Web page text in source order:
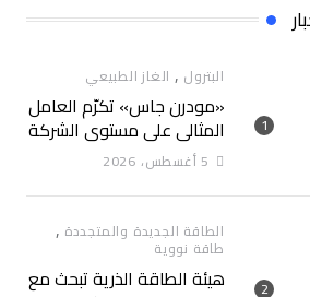
البترول , الغاز الطبيعي
«مودرن جاس» تكرّم العامل
المثالي علي مستوي الشركة
5 أغسطس، 2026
الطاقة الجديدة والمتجددة ,
طاقة نووية
هيئة الطاقة الذرية تبحث مع